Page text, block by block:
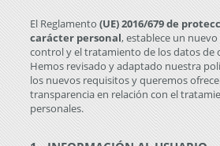
El Reglamento(UE) 2016/679 de
carácter personal, establece un
control y el tratamiento de los datos de
Hemos revisado y adaptado nuestra
los nuevos requisitos y queremos
transparencia en relación con el
personales.